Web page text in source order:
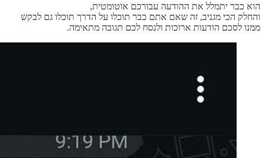
הוא כבר יתמלל את ההודעה עבורכם אוטומטית,
והחלק הכי מגניב, זה שאם אתם כבר תוכלו על הדרך תוכלו גם לבקש
ממנו לסכם הודעות ארוכות ולנסח לכם תגובה מתאימה.